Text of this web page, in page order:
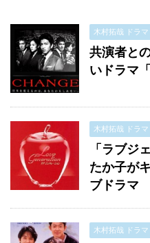
木村拓哉 ドラマ
共演者と
いドラマ
木村拓哉 ドラマ
「ラブジ
たか子が
ブドラマ
木村拓哉 ドラマ